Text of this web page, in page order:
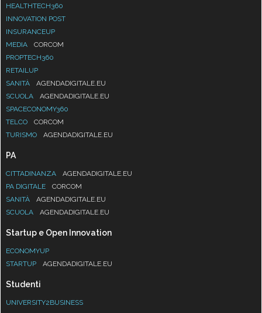
HEALTHTECH360
INNOVATION POST
INSURANCEUP
MEDIA
CORCOM
PROPTECH360
RETAILUP
SANITÀ
AGENDADIGITALE.EU
SCUOLA
AGENDADIGITALE.EU
SPACECONOMY360
TELCO
CORCOM
TURISMO
AGENDADIGITALE.EU
PA
CITTADINANZA
AGENDADIGITALE.EU
PA DIGITALE
CORCOM
SANITÀ
AGENDADIGITALE.EU
SCUOLA
AGENDADIGITALE.EU
Startup e Open Innovation
ECONOMYUP
STARTUP
AGENDADIGITALE.EU
Studenti
UNIVERSITY2BUSINESS